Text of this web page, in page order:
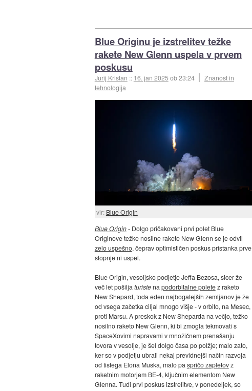
Blue Originu je izstrelitev težke
rakete New Glenn uspela v prvem
poskusu
Jurij Kristan :: 16. jan 2025ob 23:24
Znanost in
tehnologija
vir: Blue Origin
Blue Origin- Dolgo pričakovani prvi polet Blue
Originove težke nosilne rakete New Glenn se je odvil
zelo uspešno, čeprav optimističen poskus pristanka prve
stopnje ni uspel.
Blue Origin, vesoljsko podjetje Jeffa Bezosa, sicer že
več let pošilja turistena podorbitalne poletez raketo
New Shepard, toda eden najbogatejših zemljanov je že
od vsega začetka ciljal mnogo višje - v orbito, na Mesec,
proti Marsu. A preskok z New Sheparda na večjo, težko
nosilno raketo New Glenn, ki bi zmogla tekmovati s
SpaceXovimi napravami v množičnem prenašanju
tovora v vesolje, je šel dolgo časa po polžje; malo zato,
ker so v podjetju ubrali nekaj previdnejši način razvoja
od tistega Elona Muska, malo pa spričo zapletovz
raketnim motorjem BE-4, ključnim elementom New
Glenna. Tudi prvi poskus izstrelitve, v ponedeljek, so